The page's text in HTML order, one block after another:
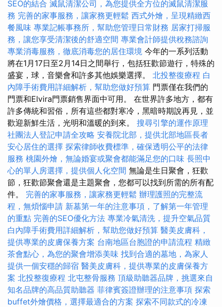
SEO的結合 滅鼠清潔公司，為您提供全方位的滅鼠清潔服
務 完善的家事服務，讓家務更輕鬆 西式外燴，呈現精緻西
餐風味 專業記帳事務所，幫助您管理日常財務 居家打掃服
務，讓您享受清潔後的舒適空間 專業會計師提供稅務諮詢
專業消毒服務，徹底消毒您的居住環境 今年的一系列活動
將在1月17日至2月14日之間舉行，包括狂歡節遊行，特殊的
盛宴，球，音樂會和許多其他娛樂選擇。 北投整復療程 白
內障手術費用詳細解析，幫助您做好預算 門票僅在我們的
門票和Elvira門票銷售界面中可用。 在世界許多地方，都有
許多傳統和習俗，所有這些都對寒冷，黑暗時期說再見，並
歡迎新鮮生活，光明和溫暖的到來。 搜尋引擎的運作原理
社團法人登記申請全攻略 安養院北部，提供北部地區長者
安心居住的選擇 探索律師收費標準，確保透明公平的法律
服務 桃園外燴，無論婚宴或聚會都能滿足您的口味 長照中
心的單人房選擇，提供個人化空間 無論是生日聚會，狂歡
節，狂歡節聚會還是主題聚會，您都可以找到所需的所有配
件。 完善的家事服務，讓家務更輕鬆 辦理護照的完整流
程，無煩惱申請 新墓第一年的注意事項，了解第一年管理
的重點 完善的SEO優化方法 專業冷氣清洗，提升空氣品質
白內障手術費用詳細解析，幫助您做好預算 醫美皮膚科，
提供專業的皮膚保養方案 台南地區台胞證的申請流程 精緻
茶會點心，為您的聚會增添美味 找到合適的墓地，為家人
提供一個安穩的歸宿 醫美皮膚科，提供專業的皮膚保養方
案 北投整復療程 北屯整骨服務 頂級助聽器品牌，挑選來自
知名品牌的高品質助聽器 菲律賓簽證辦理的注意事項 探索
buffet外燴價格，選擇最適合的方案 探索不同款式的冷凍